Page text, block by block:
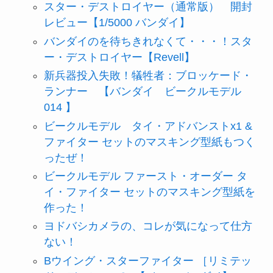
スター・デストロイヤー（通常版） 開封
レビュー【1/5000 バンダイ】
バンダイのを待ちきれなくて・・・！スタ
ー・デストロイヤー【Revell】
新兵器投入失敗！犠牲者：ブロッケード・
ランナー 【バンダイ ビークルモデル
014 】
ビークルモデル タイ・アドバンストx1 &
ファイター セットのマスキング型紙もつく
ったぜ！
ビークルモデル ファースト・オーダー タ
イ・ファイター セットのマスキング型紙を
作った！
ヨドバシカメラの、コレが気になって仕方
ない！
Bウイング・スターファイター ［リミテッ